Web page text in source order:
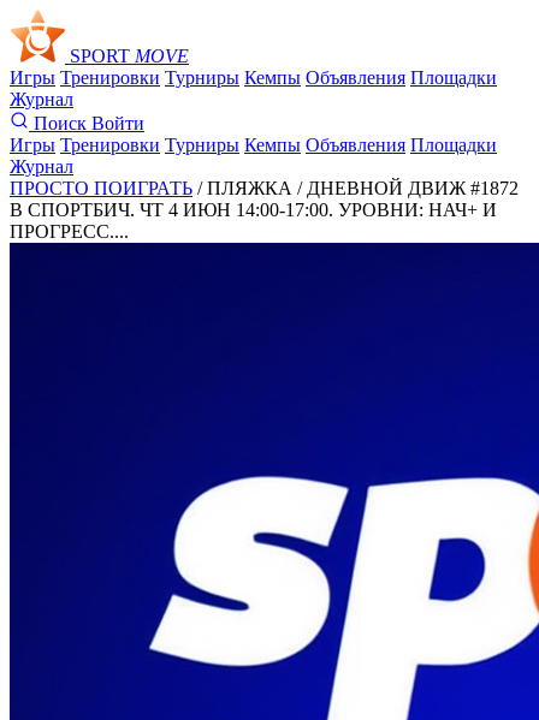
SPORT MOVE
Игры Тренировки Турниры Кемпы Объявления Площадки
Журнал
Поиск Войти
Игры Тренировки Турниры Кемпы Объявления Площадки
Журнал
ПРОСТО ПОИГРАТЬ / ПЛЯЖКА / ДНЕВНОЙ ДВИЖ #1872
В СПОРТБИЧ. ЧТ 4 ИЮН 14:00-17:00. УРОВНИ: НАЧ+ И
ПРОГРЕСС....